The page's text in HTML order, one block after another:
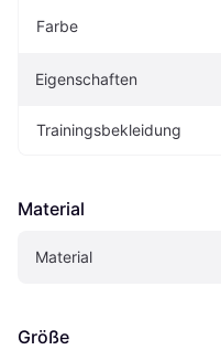
Farbe
Eigenschaften
Trainingsbekleidung
Material
Material
Größe